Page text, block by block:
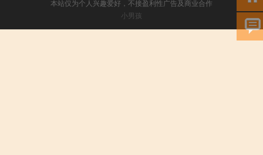
本站仅为个人兴趣爱好，不接盈利性广告及商业合作
小男孩